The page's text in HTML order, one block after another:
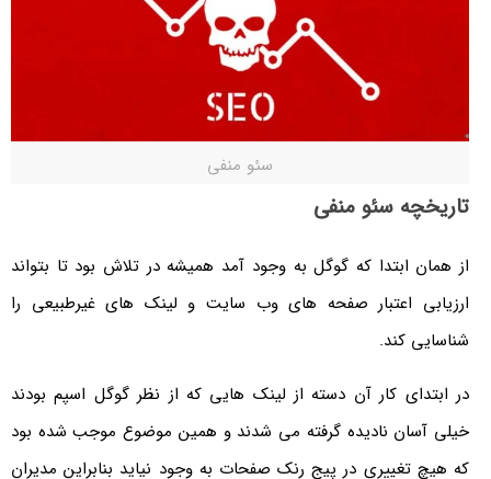
سئو منفی
تاریخچه سئو منفی
از همان ابتدا که گوگل به وجود آمد همیشه در تلاش بود تا بتواند
ارزیابی اعتبار صفحه های وب سایت و لینک های غیرطبیعی را
شناسایی کند.
در ابتدای کار آن دسته از لینک هایی که از نظر گوگل اسپم بودند
خیلی آسان نادیده گرفته می شدند و همین موضوع موجب شده بود
که هیچ تغییری در پیج رنک صفحات به وجود نیاید بنابراین مدیران